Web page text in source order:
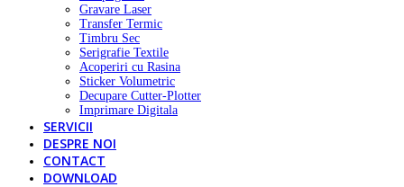
Gravare Laser
Transfer Termic
Timbru Sec
Serigrafie Textile
Acoperiri cu Rasina
Sticker Volumetric
Decupare Cutter-Plotter
Imprimare Digitala
SERVICII
DESPRE NOI
CONTACT
DOWNLOAD